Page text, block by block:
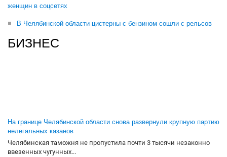
женщин в соцсетях
В Челябинской области цистерны с бензином сошли с рельсов
БИЗНЕС
На границе Челябинской области снова развернули крупную партию
нелегальных казанов
Челябинская таможня не пропустила почти 3 тысячи незаконно
ввезенных чугунных...